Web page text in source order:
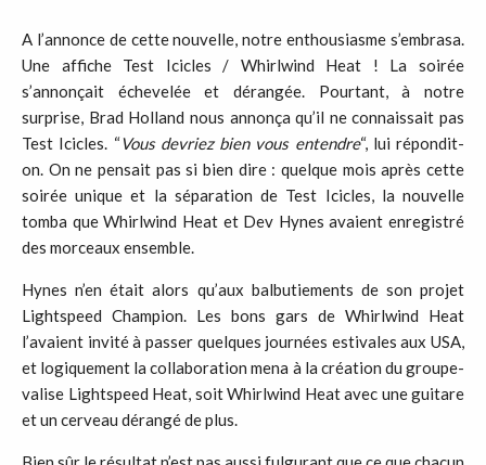
A l’annonce de cette nouvelle, notre enthousiasme s’embrasa.
Une affiche Test Icicles / Whirlwind Heat ! La soirée
s’annonçait échevelée et dérangée. Pourtant, à notre
surprise, Brad Holland nous annonça qu’il ne connaissait pas
Test Icicles. “Vous devriez bien vous entendre“, lui répondit-
on. On ne pensait pas si bien dire : quelque mois après cette
soirée unique et la séparation de Test Icicles, la nouvelle
tomba que Whirlwind Heat et Dev Hynes avaient enregistré
des morceaux ensemble.
Hynes n’en était alors qu’aux balbutiements de son projet
Lightspeed Champion. Les bons gars de Whirlwind Heat
l’avaient invité à passer quelques journées estivales aux USA,
et logiquement la collaboration mena à la création du groupe-
valise Lightspeed Heat, soit Whirlwind Heat avec une guitare
et un cerveau dérangé de plus.